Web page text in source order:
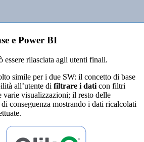
e Power BI
essere rilasciata agli utenti finali.
simile per i due SW: il concetto di base
all’utente di filtrare i dati con filtri
varie visualizzazioni; il resto delle
conseguenza mostrando i dati ricalcolati